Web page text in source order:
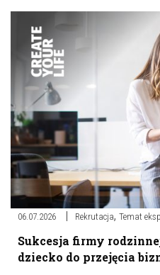
06.07.2026 Rekrutacja, Temat
Sukcesja firmy
dziecko do przejęcia